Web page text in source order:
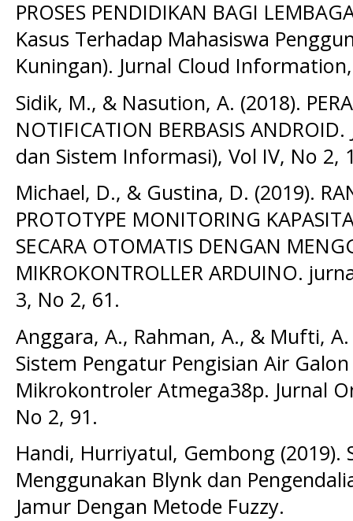
PROSES PENDIDIKAN BAGI
Kasus Terhadap Mahasiswa
Kuningan). Jurnal Cloud
Sidik, M., & Nasution, A. (2018).
NOTIFICATION BERBASIS
dan Sistem Informasi), Vol IV, No 2,
Michael, D., & Gustina, D. (2019).
PROTOTYPE MONITORING
SECARA OTOMATIS DENGAN
MIKROKONTROLLER ARDUINO.
3, No 2, 61.
Anggara, A., Rahman, A., & Mufti,
Sistem Pengatur Pengisian Air
Mikrokontroler Atmega38p. Jurnal
No 2, 91.
Handi, Hurriyatul, Gembong (2019).
Menggunakan Blynk dan
Jamur Dengan Metode Fuzzy.